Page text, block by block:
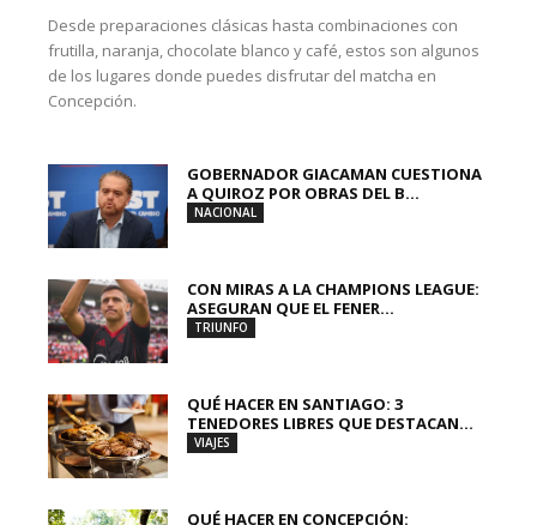
Desde preparaciones clásicas hasta combinaciones con
frutilla, naranja, chocolate blanco y café, estos son algunos
de los lugares donde puedes disfrutar del matcha en
Concepción.
GOBERNADOR GIACAMAN CUESTIONA
A QUIROZ POR OBRAS DEL B...
NACIONAL
CON MIRAS A LA CHAMPIONS LEAGUE:
ASEGURAN QUE EL FENER...
TRIUNFO
QUÉ HACER EN SANTIAGO: 3
TENEDORES LIBRES QUE DESTACAN...
VIAJES
QUÉ HACER EN CONCEPCIÓN: